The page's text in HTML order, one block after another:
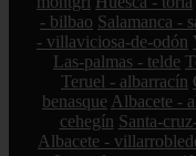
- bilbao Salamanca -
- villaviciosa-de-odón
Las-palmas - telde
Teruel - albarracín
benasque Albacete -
cehegín Santa-
Albacete -